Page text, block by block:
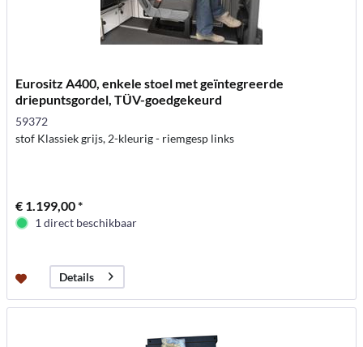
Eurositz A400, enkele stoel met geïntegreerde
driepuntsgordel, TÜV-goedgekeurd
59372
stof Klassiek grijs, 2-kleurig - riemgesp links
€ 1.199,00 *
1 direct beschikbaar
Details